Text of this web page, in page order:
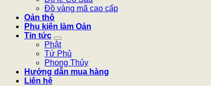
Đồ vàng mã cao cấp
Oản thô
Phụ kiện làm Oản
Tin tức
Phật
Tứ Phủ
Phong Thủy
Hướng dẫn mua hàng
Liên hệ